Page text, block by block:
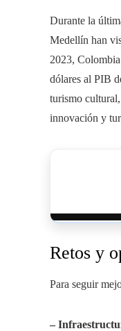
Durante la
Medellín han
2023,
dólares al PIB
turismo
innovación y
Retos y
Para seguir
–